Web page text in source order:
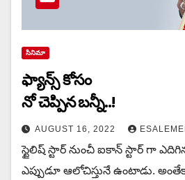
సినిమా
ఫ్యాన్స్ కోసం
నో చెప్పిన బన్నీ..!
AUGUST 16, 2022
స్టైలిష్ స్టార్ నుంచీ ఐకాన్ స్టార్ గా
ఎప్పుడూ ఆలోచిస్తునే ఉంటాడు.